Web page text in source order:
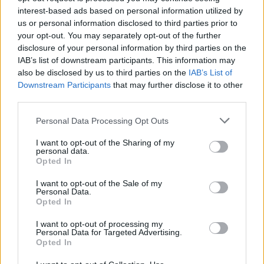
interest-based ads based on personal information utilized by
us or personal information disclosed to third parties prior to
your opt-out. You may separately opt-out of the further
disclosure of your personal information by third parties on the
IAB’s list of downstream participants. This information may
also be disclosed by us to third parties on the IAB’s List of
Downstream Participants that may further disclose it to other
Personal Data Processing Opt Outs
I want to opt-out of the Sharing of my
personal data.
Opted In
I want to opt-out of the Sale of my
Personal Data.
Opted In
I want to opt-out of processing my
Personal Data for Targeted Advertising.
Opted In
uprave Celje.
O preteklih dogajanjih na območju PU Celje je
poročala Milena Trbulin, predstavnica za odnose
z javnostmi.
Opozorilo:Po 297. členu Kazenskega zakonika je
posameznik kazensko odgovoren za javno spodbujanje
sovraštva, nasilja ali nestrpnosti. Komentarji z žaljivimi,
rasističnimi, diskriminatornimi ali nezakonitimi vsebinami
bodo odstranjeni.
Failed to fetch